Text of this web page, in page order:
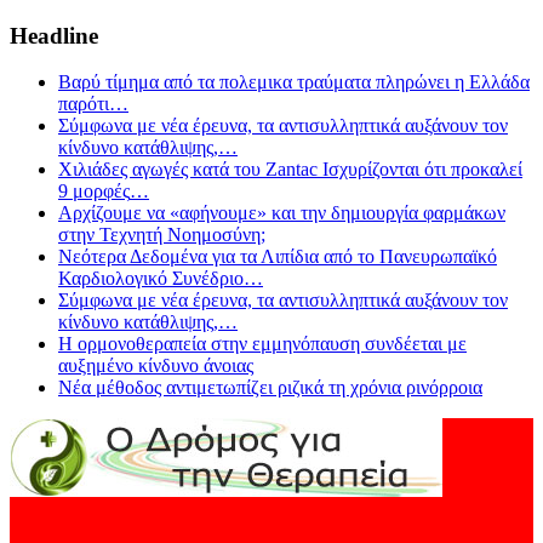
Headline
Βαρύ τίμημα από τα πολεμικα τραύματα πληρώνει η Ελλάδα
παρότι…
Σύμφωνα με νέα έρευνα, τα αντισυλληπτικά αυξάνουν τον
κίνδυνο κατάθλιψης,…
Χιλιάδες αγωγές κατά του Zantac Ισχυρίζονται ότι προκαλεί
9 μορφές…
Αρχίζουμε να «αφήνουμε» και την δημιουργία φαρμάκων
στην Τεχνητή Νοημοσύνη;
Νεότερα Δεδομένα για τα Λιπίδια από το Πανευρωπαϊκό
Καρδιολογικό Συνέδριο…
Σύμφωνα με νέα έρευνα, τα αντισυλληπτικά αυξάνουν τον
κίνδυνο κατάθλιψης,…
Η ορμονοθεραπεία στην εμμηνόπαυση συνδέεται με
αυξημένο κίνδυνο άνοιας
Νέα μέθοδος αντιμετωπίζει ριζικά τη χρόνια ρινόρροια